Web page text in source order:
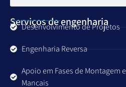
Serviços de engenharia
Desenvolvimento de Projetos
Engenharia Reversa
Apoio em Fases de Montagem
Mancais